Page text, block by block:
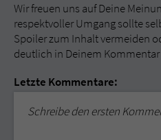
Wir freuen uns auf Deine
respektvoller Umgang sollte
Spoiler zum Inhalt vermeiden
deutlich in Deinem
Letzte Kommentare:
Schreibe den ersten